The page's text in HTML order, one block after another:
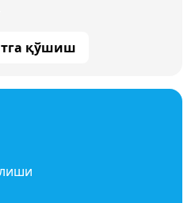
қўшиш